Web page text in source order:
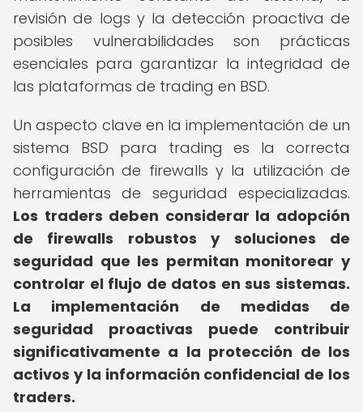
revisión de logs y la detección proactiva de
posibles vulnerabilidades son prácticas
esenciales para garantizar la integridad de
las plataformas de trading en BSD.
Un aspecto clave en la implementación de un
sistema BSD para trading es la correcta
configuración de firewalls y la utilización de
herramientas de seguridad especializadas.
Los traders deben considerar la adopción
de firewalls robustos y soluciones de
seguridad que les permitan monitorear y
controlar el flujo de datos en sus sistemas.
La implementación de medidas de
seguridad proactivas puede contribuir
significativamente a la protección de los
activos y la información confidencial de los
traders.